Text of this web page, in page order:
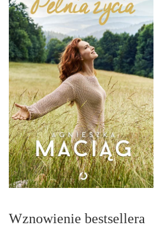
Wznowienie bestsellera